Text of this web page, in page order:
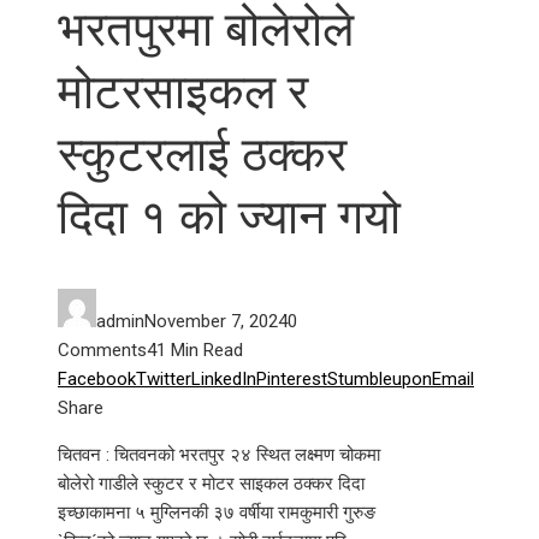
भरतपुरमा बोलेरोले
मोटरसाइकल र
स्कुटरलाई ठक्कर
दिदा १ को ज्यान गयो
adminNovember 7, 20240
Comments41 Min Read
FacebookTwitterLinkedInPinterestStumbleuponEmail
Share
चितवन : चितवनको भरतपुर २४ स्थित लक्ष्मण चोकमा
बोलेरो गाडीले स्कुटर र मोटर साइकल ठक्कर दिदा
इच्छाकामना ५ मुग्लिनकी ३७ वर्षीया रामकुमारी गुरुङ